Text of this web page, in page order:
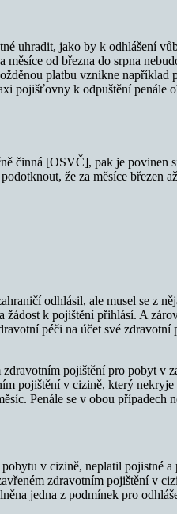
uhradit, jako by k odhlášení
od března do srpna
platbu vznikne
pojišťovny k odpuštění penále
činná [OSVČ], pak je
že za měsíce březen
odhlásil, ale musel se z
k pojištění přihlásí. A
péči na účet své
pojištění pro pobyt
pojištění v cizině, který
Penále se v obou případech
v cizině, neplatil pojistné
zdravotním pojištění v
jedna z podmínek pro